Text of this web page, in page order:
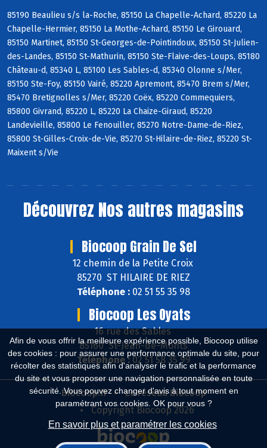
Afin de vous offrir la meilleure expérience possible, Biocoop utilise
des cookies : pour assurer une performance optimale du site, pour
récolter des statistiques afin d'analyser le trafic et la performance
du site et vous proposer une navigation personnalisée en toute
sécurité. Vous pouvez changer d'avis à tout moment en
paramétrant vos cookies. OK pour vous ?
En savoir plus et paramétrer les cookies
85190 Beaulieu s/s la-Roche, 85150 La Chapelle-Achard, 85220 La
Chapelle-Hermier, 85150 La Mothe-Achard, 85150 Le Girouard,
85150 Martinet, 85150 St-Georges-de-Pointindoux, 85150 St-Julien-
des-Landes, 85150 St-Mathurin, 85150 Ste-Flaive-des-Loups, 85180
Château-d, 85340 L, 85100 Les Sables-d, 85340 Olonne s/Mer,
85150 Ste-Foy, 85150 Vairé, 85220 Apremont, 85470 Brem s/Mer,
85470 Bretignolles s/Mer, 85220 Coëx, 85220 Commequiers,
85800 Givrand, 85220 L, 85220 La Chaize-Giraud, 85220
Landevieille, 85800 Le Fenouiller, 85270 Notre-Dame-de-Riez,
85800 St-Gilles-Croix-de-Vie, 85270 St-Hilaire-de-Riez, 85220 St-
Maixent s/Vie
Découvrez Nos autres magasins
Biocoop Grain De Sel
12 chemin de la Petite Croix
85270 ST HILAIRE DE RIEZ
Téléphone : 02 51 55 35 98
Biocoop Les Oyats
16 rue des Sables
85160 St-Jean-de-Monts
Téléphone :02 51 58 35 99
Biocoop.fr
Le réseau Biocoop
Copyright Biocoop 2026